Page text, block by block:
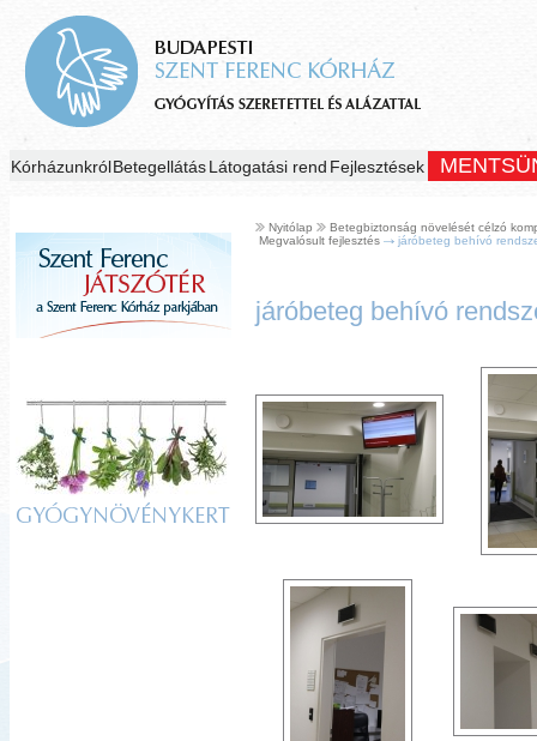
KórházunkrólBetegellátásLátogatási rend Fejlesztések
GYÓGYNÖVÉNYKERT
Nyitólap
Betegbiztonság növelését célzó
Megvalósult fejlesztés
járóbeteg behívó
járóbeteg behívó